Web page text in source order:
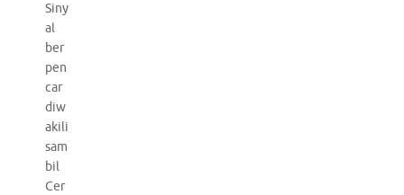
Siny
al
ber
pen
car
diw
akili
sam
bil
Cer